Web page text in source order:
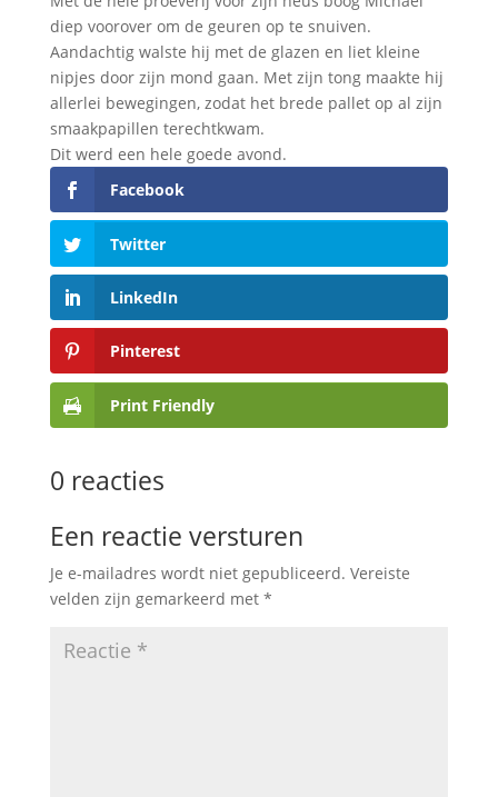
diep voorover om de geuren op te snuiven.
Aandachtig walste hij met de glazen en liet kleine
nipjes door zijn mond gaan. Met zijn tong maakte hij
allerlei bewegingen, zodat het brede pallet op al zijn
smaakpapillen terechtkwam.
Dit werd een hele goede avond.
Facebook
Twitter
LinkedIn
Pinterest
Print Friendly
0 reacties
Een reactie versturen
Je e-mailadres wordt niet gepubliceerd. Vereiste
velden zijn gemarkeerd met *